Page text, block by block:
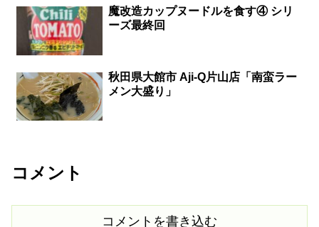
魔改造カップヌードルを食す④ シリ
ーズ最終回
秋田県大館市 Aji-Q片山店「南蛮ラー
メン大盛り」
コメント
コメントを書き込む